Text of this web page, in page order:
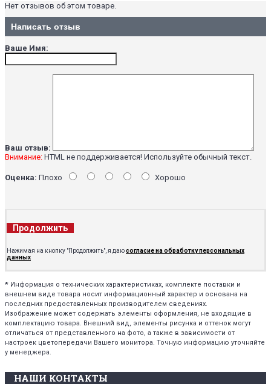
Нет отзывов об этом товаре.
Написать отзыв
Ваше Имя:
Ваш отзыв:
Внимание: HTML не поддерживается! Используйте обычный текст.
Оценка: Плохо Хорошо
Продолжить
Нажимая на кнопку "Продолжить", я даюсогласие на обработку персональных
данных
* Информация о технических характеристиках, комплекте поставки и
внешнем виде товара носит информационный характер и основана на
последних предоставленных производителем сведениях.
Изображение может содержать элементы оформления, не входящие в
комплектацию товара. Внешний вид, элементы рисунка и оттенок могут
отличаться от представленного на фото, а также в зависимости от
настроек цветопередачи Вашего монитора. Точную информацию уточняйте
у менеджера.
НАШИ КОНТАКТЫ